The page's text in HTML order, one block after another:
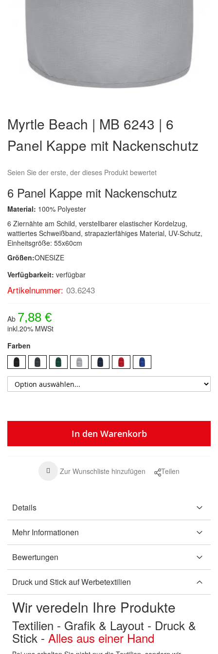
der
Bildergalerie
springen
Myrtle Beach | MB 6243 | 6
Panel Kappe mit Nackenschutz
Seien Sie der erste, der dieses Produkt bewertet
6 Panel Kappe mit Nackenschutz
Material: 100% Polyester
6 Ziernähte am Schild, verstellbarer elastischer Kordelzug,
wattiertes Schweißband, strapazierfähiges Material, UV-Schutz,
Einheitsgröße: 55x60cm
Größen:ONESIZE
Verfügbarkeit: verfügbar
Artikelnummer: 03.6243
Ab 7,88 €
inkl.20% MWSt
Farben
In den Warenkorb
Zur Wunschliste hinzufügen Teilen
Details
Mehr Informationen
Bewertungen
Druck und Stick auf Werbetextilien
Wir veredeln Ihre Produkte
Textilien - Grafik & Layout - Druck &
Stick - Alles aus einer Hand